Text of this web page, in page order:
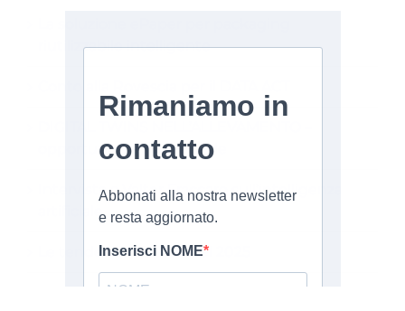
riutilizzabile intelligente
opportunità e nuove sfide
Intervista a Valter Fraccaro sull’intelligenza
artificiale
Le tendenze dell’IOT nel 2025